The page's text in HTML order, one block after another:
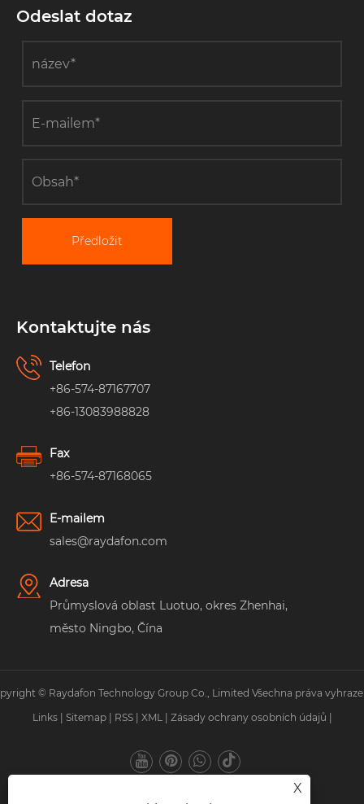
Odeslat dotaz
Předložit
Kontaktujte nás
Telefon
+86-574-87167707
+86-13083988828
Fax
+86-574-87168065
E-mailem
sales@raydafon.com
Adresa
Průmyslová oblast Luotuo, okres Zhenhai,
město Ningbo, Čína
© Raydafon Technology Group Co., Limited Všechna práva
Links
Sitemap RSS XML Zásady ochrany osobních údajů
X